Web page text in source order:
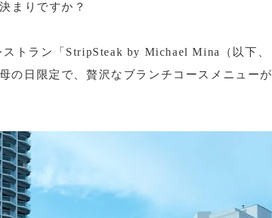
まりですか？
トラン「StripSteak by Michael Mina（以下、
の日限定で、贅沢なブランチコースメニューが